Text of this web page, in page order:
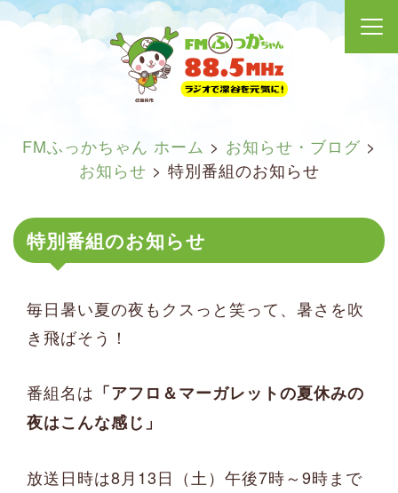
FMふっかちゃん ホーム > お知らせ・ブログ >
お知らせ > 特別番組のお知らせ
特別番組のお知らせ
毎日暑い夏の夜もクスっと笑って、暑さを吹
き飛ばそう！
番組名は 「アフロ＆マーガレットの夏休みの
夜はこんな感じ」
放送日時は8月13日（土）午後7時～9時まで